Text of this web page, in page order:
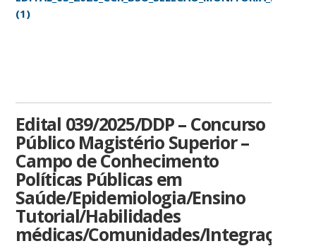
(1)
Edital 039/2025/DDP – Concurso
Público Magistério Superior –
Campo de Conhecimento
Políticas Públicas em
Saúde/Epidemiologia/Ensino
Tutorial/Habilidades
médicas/Comunidades/Integração